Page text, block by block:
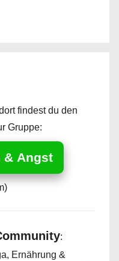
findest du den
Gruppe:
& Angst
:
Ernährung &